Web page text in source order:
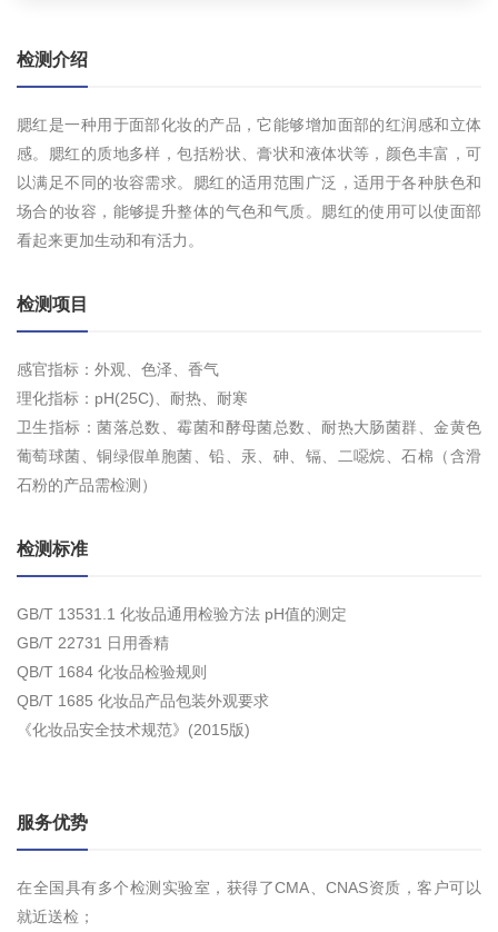
检测介绍
腮红是一种用于面部化妆的产品，它能够增加面部的红润感和立体
感。腮红的质地多样，包括粉状、膏状和液体状等，颜色丰富，可
以满足不同的妆容需求。腮红的适用范围广泛，适用于各种肤色和
场合的妆容，能够提升整体的气色和气质。腮红的使用可以使面部
看起来更加生动和有活力。
检测项目
感官指标：外观、色泽、香气
理化指标：pH(25C)、耐热、耐寒
卫生指标：菌落总数、霉菌和酵母菌总数、耐热大肠菌群、金黄色
葡萄球菌、铜绿假单胞菌、铅、汞、砷、镉、二噁烷、石棉（含滑
石粉的产品需检测）
检测标准
GB/T 13531.1 化妆品通用检验方法 pH值的测定
GB/T 22731 日用香精
QB/T 1684 化妆品检验规则
QB/T 1685 化妆品产品包装外观要求
《化妆品安全技术规范》(2015版)
服务优势
在全国具有多个检测实验室，获得了CMA、CNAS资质，客户可以
就近送检；